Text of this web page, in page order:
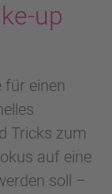
up
für einen
Tricks zum
auf eine
soll –